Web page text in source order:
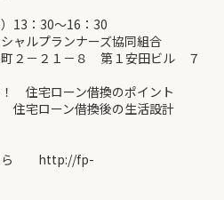
13：30～16：30
ャルプランナーズ協同組合
－２１－８ 第１安田ビル ７
住宅ローン借換のポイント
宅ローン借換後の生活設計
から http://fp-